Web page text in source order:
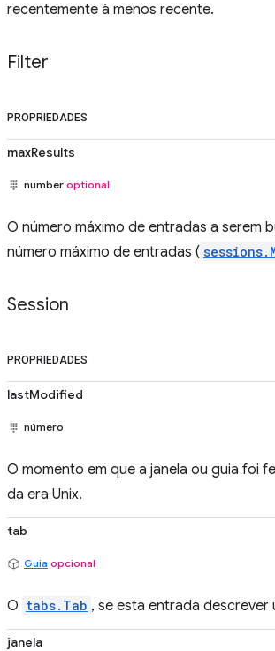
recentemente à menos recente.
Filter
PROPRIEDADES
maxResults
number optional
O número máximo de entradas a serem
número máximo de entradas (
Session
PROPRIEDADES
lastModified
número
O momento em que a janela ou guia foi
da era Unix.
tab
Guia opcional
O tabs.Tab , se esta entrada descrever
janela